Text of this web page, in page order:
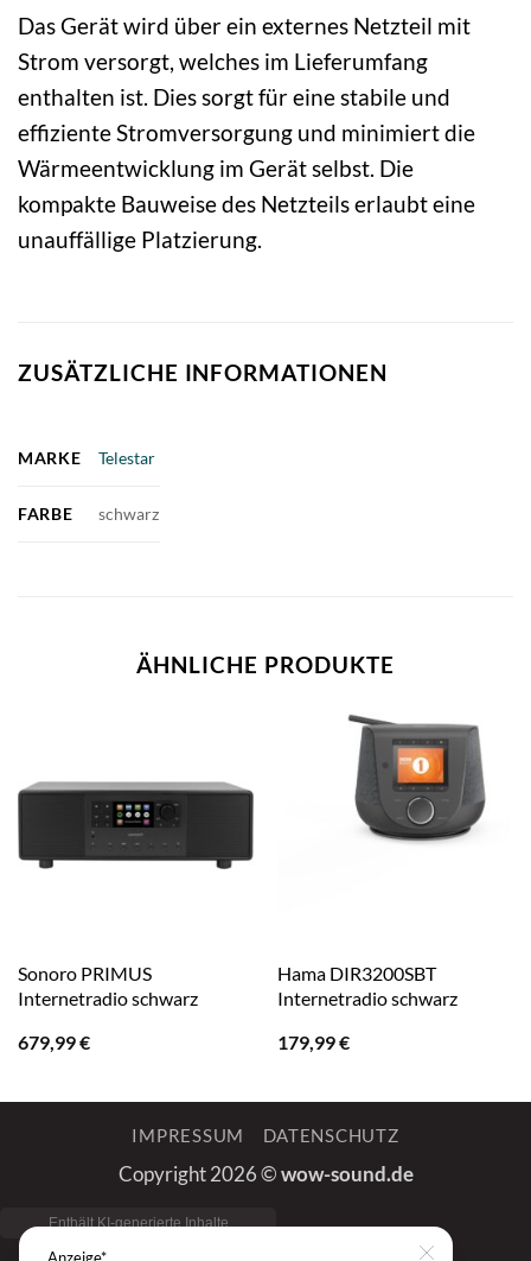
Das Gerät wird über ein externes Netzteil mit
Strom versorgt, welches im Lieferumfang
enthalten ist. Dies sorgt für eine stabile und
effiziente Stromversorgung und minimiert die
Wärmeentwicklung im Gerät selbst. Die
kompakte Bauweise des Netzteils erlaubt eine
unauffällige Platzierung.
ZUSÄTZLICHE INFORMATIONEN
MARKE Telestar
FARBE schwarz
ÄHNLICHE PRODUKTE
Sonoro PRIMUS
Internetradio schwarz
679,99€
Hama DIR3200SBT
Internetradio schwarz
179,99€
IMPRESSUM DATENSCHUTZ
Copyright 2026 ©wow-sound.de